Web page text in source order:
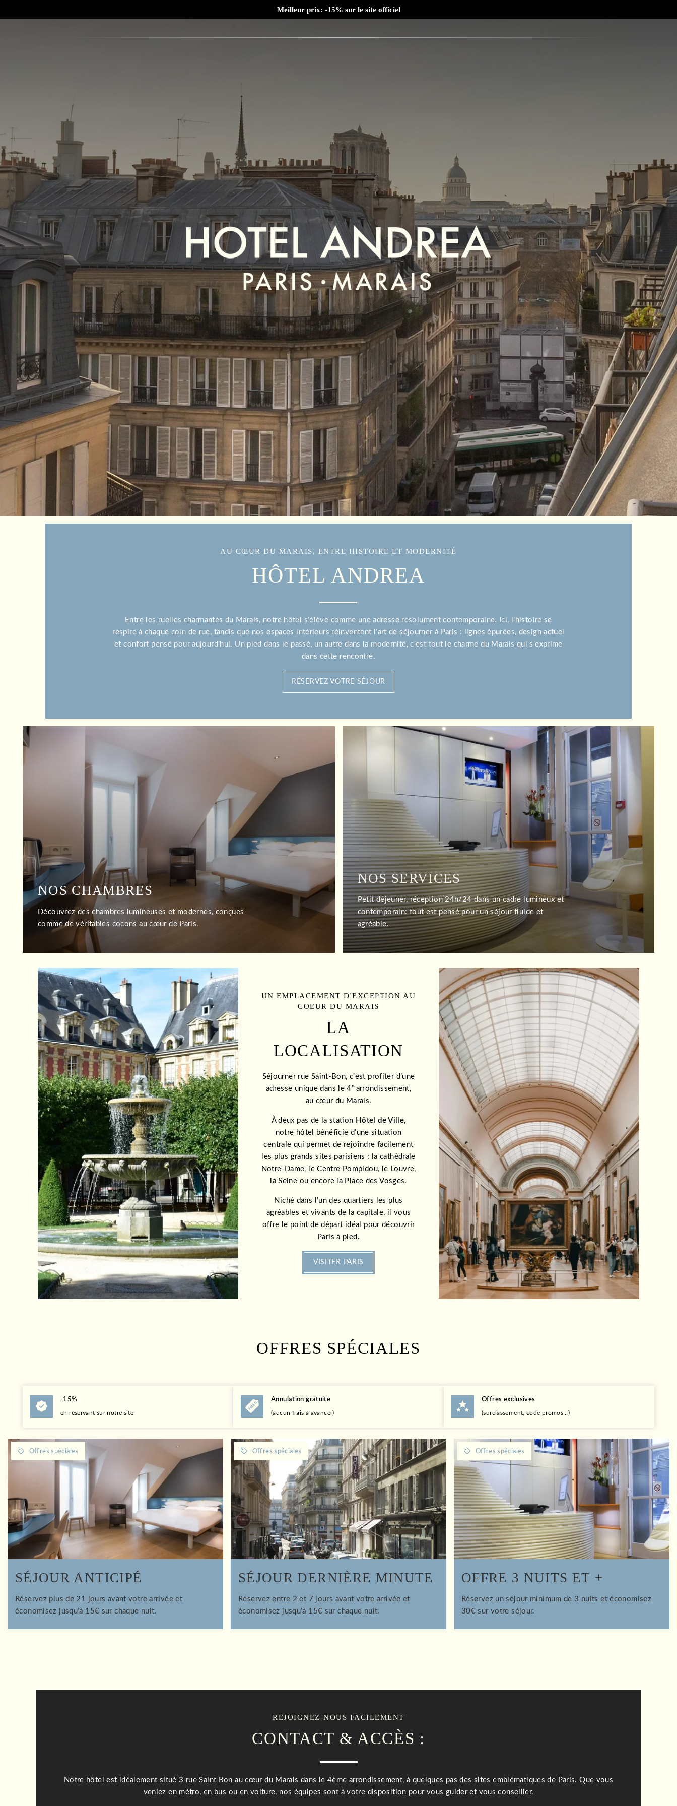
Meilleur prix: -15% sur le site officiel
AU CŒUR DU MARAIS, ENTRE HISTOIRE ET MODERNITÉ
HÔTEL ANDREA
Entre les ruelles charmantes du Marais, notre hôtel s’élève comme une adresse résolument contemporaine. Ici, l’histoire se
respire à chaque coin de rue, tandis que nos espaces intérieurs réinventent l’art de séjourner à Paris : lignes épurées, design actuel
et confort pensé pour aujourd’hui. Un pied dans le passé, un autre dans la modernité, c’est tout le charme du Marais qui s’exprime
dans cette rencontre.
RÉSERVEZ VOTRE SÉJOUR
NOS CHAMBRES
Découvrez des chambres lumineuses et modernes, conçues
comme de véritables cocons au cœur de Paris.
NOS SERVICES
Petit déjeuner, réception 24h/24 dans un cadre lumineux et
contemporain: tout est pensé pour un séjour fluide et
agréable.
UN EMPLACEMENT D'EXCEPTION AU
COEUR DU MARAIS
LA
LOCALISATION
Séjourner rue Saint-Bon, c’est profiter d’une
adresse unique dans le 4ᵉ arrondissement,
au cœur du Marais.
À deux pas de la station Hôtel de Ville,
notre hôtel bénéficie d’une situation
centrale qui permet de rejoindre facilement
les plus grands sites parisiens : la cathédrale
Notre-Dame, le Centre Pompidou, le Louvre,
la Seine ou encore la Place des Vosges.
Niché dans l’un des quartiers les plus
agréables et vivants de la capitale, il vous
offre le point de départ idéal pour découvrir
Paris à pied.
VISITER PARIS
OFFRES SPÉCIALES
-15%
en réservant sur notre site
Annulation gratuite
(aucun frais à avancer)
Offres exclusives
(surclassement, code promos…)
SÉJOUR ANTICIPÉ
Réservez plus de 21 jours avant votre arrivée et
économisez jusqu’à 15€ sur chaque nuit.
SÉJOUR DERNIÈRE MINUTE
Réservez entre 2 et 7 jours avant votre arrivée et
économisez jusqu’à 15€ sur chaque nuit.
OFFRE 3 NUITS ET +
Réservez un séjour minimum de 3 nuits et économisez
30€ sur votre séjour.
REJOIGNEZ-NOUS FACILEMENT
CONTACT & ACCÈS :
Notre hôtel est idéalement situé 3 rue Saint Bon au cœur du Marais dans le 4ème arrondissement, à quelques pas des sites emblématiques de Paris. Que vous
veniez en métro, en bus ou en voiture, nos équipes sont à votre disposition pour vous guider et vous conseiller.
ACCUEIL
CHAMBRES
SERVICES
TOURISME
OFFRES
GALERIE
CONTACT & ACCÈS
RÉSERVER
Hôtel Andrea
3 rue Saint Bon
75004 Paris, France
contact@hotelandrea.fr
+33 1 42 78 43 93